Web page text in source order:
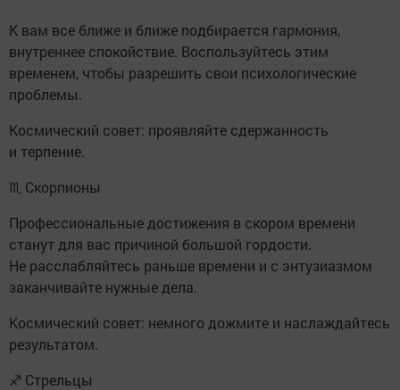
К вам все ближе и ближе подбирается гармония,
внутреннее спокойствие. Воспользуйтесь этим
временем, чтобы разрешить свои психологические
проблемы.
Космический совет: проявляйте сдержанность
и терпение.
♏ Скорпионы
Профессиональные достижения в скором времени
станут для вас причиной большой гордости.
Не расслабляйтесь раньше времени и с энтузиазмом
заканчивайте нужные дела.
Космический совет: немного дожмите и наслаждайтесь
результатом.
♐ Стрельцы